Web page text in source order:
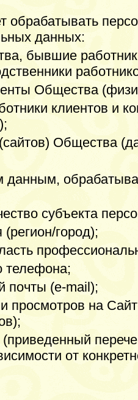
обрабатывать
данных:
бывшие
Общества
клиентов и
(сайтов) Общества
данным,
субъекта
город);
телефона;
почты (e-mail);
просмотров на
от